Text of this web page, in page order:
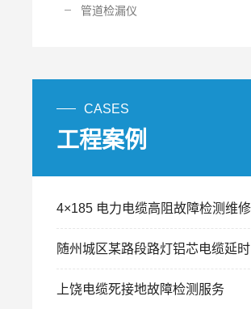
管道检漏仪
CASES
工程案例
上饶电缆死接地故障检测服务